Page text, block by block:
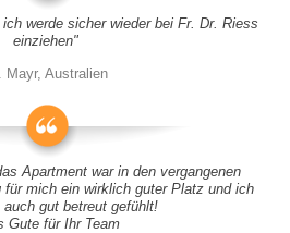
werde sicher wieder bei Fr. Dr. Riess
einziehen"
Mayr, Australien
Apartment war in den vergangenen
für mich ein wirklich guter Platz und ich
auch gut betreut gefühlt!
Gute für Ihr Team